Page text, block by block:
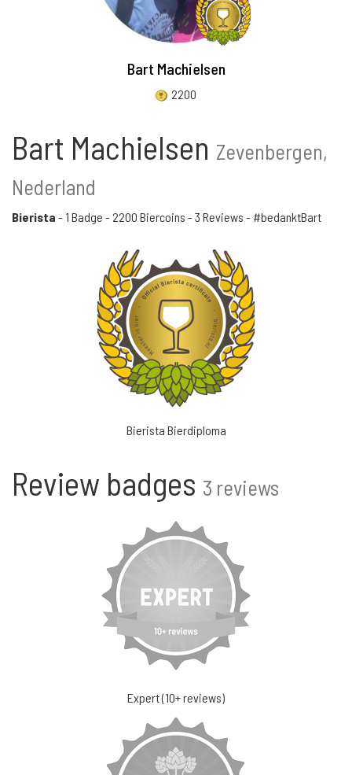
Bart Machielsen
2200
Bart Machielsen Zevenbergen,
Nederland
Bierista - 1 Badge - 2200 Biercoins - 3 Reviews - #bedanktBart
Bierista Bierdiploma
Review badges 3 reviews
Expert (10+ reviews)